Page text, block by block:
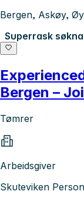
Bergen, Askøy,
Superrask
Bergen –
Tømrer
Arbeidsgiver
Skuteviken